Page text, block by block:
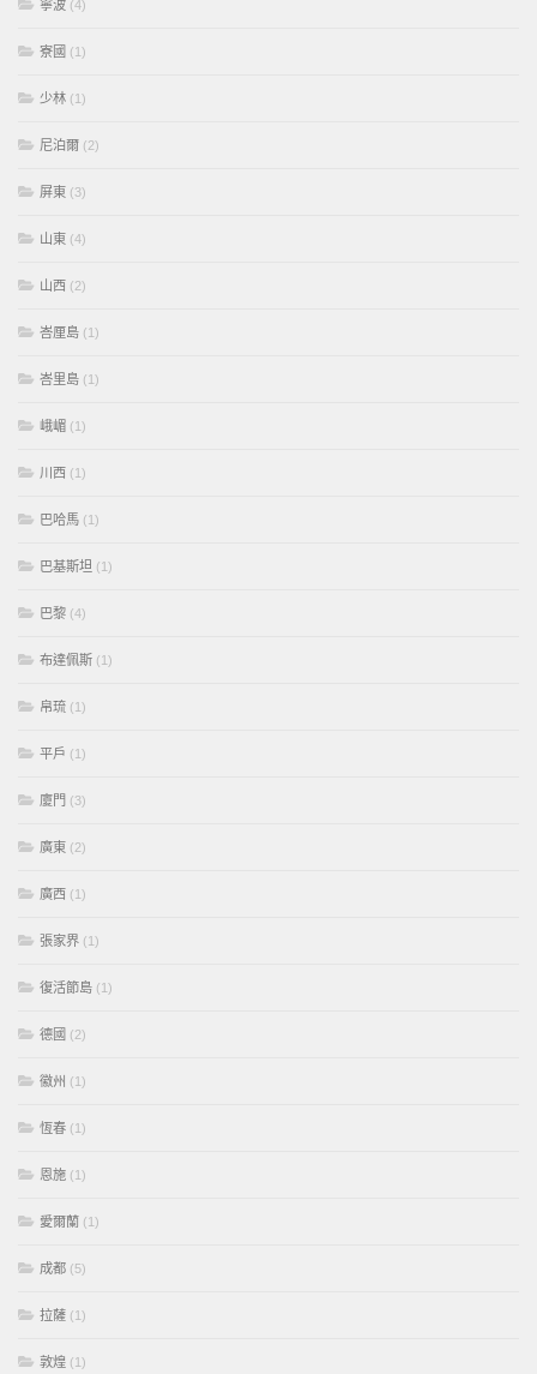
寧波 (4)
寮國 (1)
少林 (1)
尼泊爾 (2)
屏東 (3)
山東 (4)
山西 (2)
峇厘島 (1)
峇里島 (1)
峨嵋 (1)
川西 (1)
巴哈馬 (1)
巴基斯坦 (1)
巴黎 (4)
布達佩斯 (1)
帛琉 (1)
平戶 (1)
廈門 (3)
廣東 (2)
廣西 (1)
張家界 (1)
復活節島 (1)
德國 (2)
徽州 (1)
恆春 (1)
恩施 (1)
愛爾蘭 (1)
成都 (5)
拉薩 (1)
敦煌 (1)